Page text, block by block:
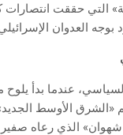
التي حققت
عندما بدأ
الأوسط
الذي رعاه صفير